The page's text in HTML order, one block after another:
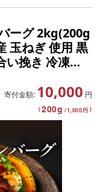
ーグ 2kg(200g
玉ねぎ 使用 黒
い挽き 冷凍ハ
ランキング 牛
リピーター は
お肉 にく ミン
京都府 1万円
寄付金額: 10,000 円
(200g /1,000円 )